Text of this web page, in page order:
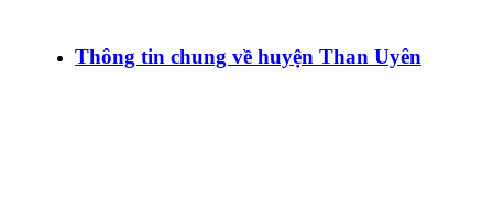
Thông tin chung về huyện Than Uyên